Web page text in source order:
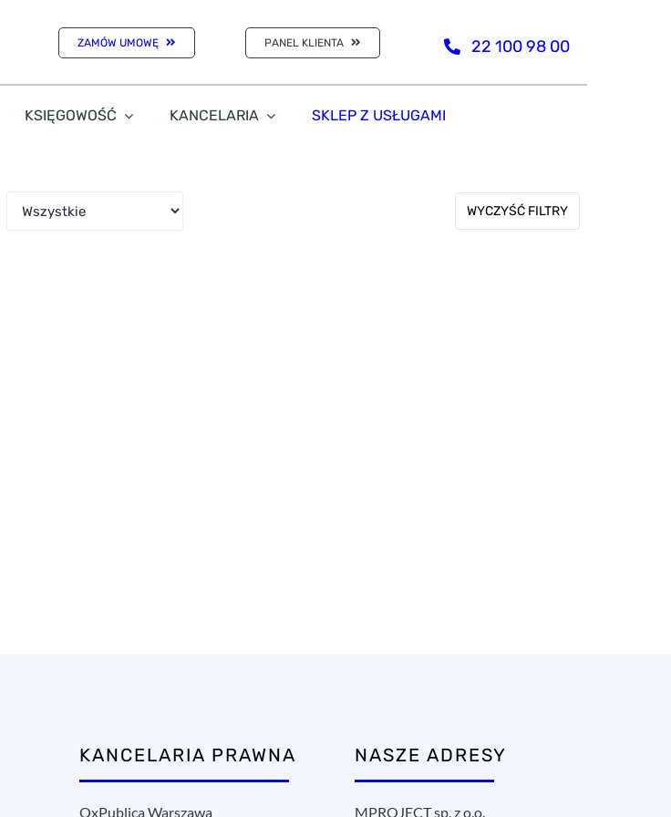
ZAMÓW UMOWĘ PANEL KLIENTA 22 100 98 00
KSIĘGOWOŚĆ KANCELARIA SKLEP Z USŁUGAMI
WYCZYŚĆ FILTRY
KANCELARIA PRAWNA
OxPublica Warszawa
NASZE ADRESY
MPROJECT sp. z o.o.